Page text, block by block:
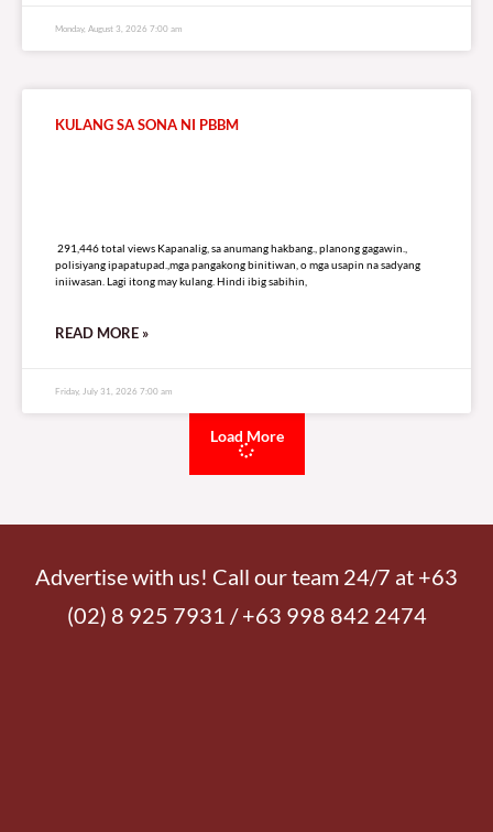
Monday, August 3, 2026 7:00 am
KULANG SA SONA NI PBBM
291,446 total views Kapanalig, sa anumang hakbang., planong gagawin.,
polisiyang ipapatupad.,mga pangakong binitiwan, o mga usapin na sadyang
iniiwasan. Lagi itong may kulang. Hindi ibig sabihin,
READ MORE »
Friday, July 31, 2026 7:00 am
Load More
Advertise with us! Call our team 24/7 at +63
(02) 8 925 7931 / +63 998 842 2474